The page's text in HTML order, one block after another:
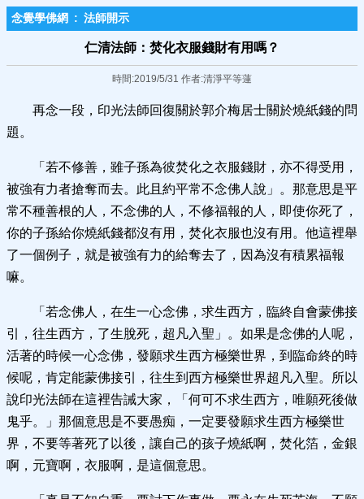
念覺學佛網 : 法師開示
仁清法師：焚化衣服錢財有用嗎？
時間:2019/5/31 作者:清淨平等蓮
再念一段，印光法師回復關於郭介梅居士關於燒紙錢的問
題。
「若不修善，雖子孫為彼焚化之衣服錢財，亦不得受用，
被強有力者搶奪而去。此且約平常不念佛人說」。那意思是平
常不種善根的人，不念佛的人，不修福報的人，即使你死了，
你的子孫給你燒紙錢都沒有用，焚化衣服也沒有用。他這裡舉
了一個例子，就是被強有力的給奪去了，因為沒有積累福報
嘛。
「若念佛人，在生一心念佛，求生西方，臨終自會蒙佛接
引，往生西方，了生脫死，超凡入聖」。如果是念佛的人呢，
活著的時候一心念佛，發願求生西方極樂世界，到臨命終的時
候呢，肯定能蒙佛接引，往生到西方極樂世界超凡入聖。所以
說印光法師在這裡告誡大家，「何可不求生西方，唯願死後做
鬼乎。」那個意思是不要愚痴，一定要發願求生西方極樂世
界，不要等著死了以後，讓自己的孩子燒紙啊，焚化箔，金銀
啊，元寶啊，衣服啊，是這個意思。